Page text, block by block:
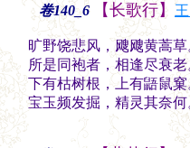
卷140_6 【长歌行】
旷野饶悲风，飕飕黄蒿
所是同袍者，相逢尽衰
下有枯树根，上有鼯鼠
宝玉频发掘，精灵其奈